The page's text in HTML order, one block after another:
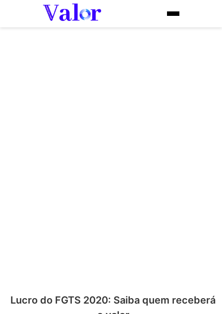
Lucro do FGTS 2020: Saiba quem receberá